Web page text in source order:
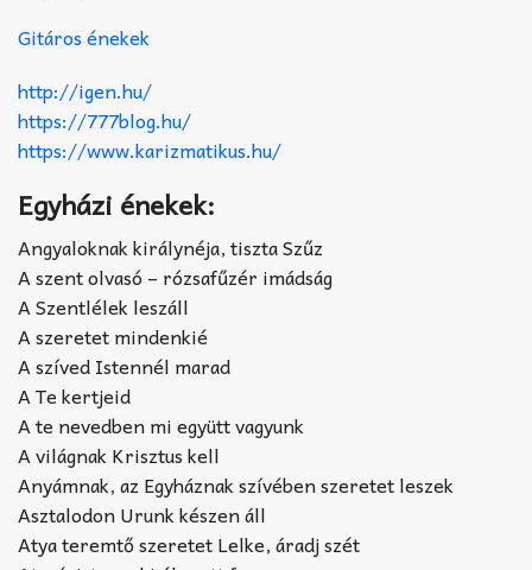
Gitáros énekek
http://igen.hu/
https://777blog.hu/
https://www.karizmatikus.hu/
Egyházi énekek:
Angyaloknak királynéja, tiszta Szűz
A szent olvasó – rózsafűzér imádság
A Szentlélek leszáll
A szeretet mindenkié
A szíved Istennél marad
A Te kertjeid
A te nevedben mi együtt vagyunk
A világnak Krisztus kell
Anyámnak, az Egyháznak szívében szeretet leszek
Asztalodon Urunk készen áll
Atya teremtő szeretet Lelke, áradj szét